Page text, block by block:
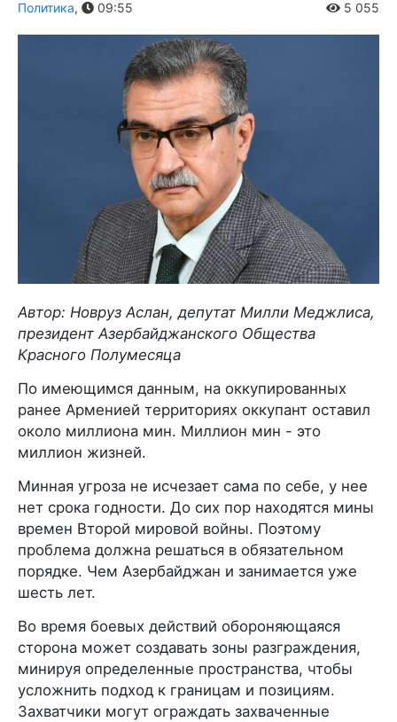
Политика, 09:55 5 055
Автор: Новруз Аслан, депутат Милли Меджлиса,
президент Азербайджанского Общества
Красного Полумесяца
По имеющимся данным, на оккупированных
ранее Арменией территориях оккупант оставил
около миллиона мин. Миллион мин - это
миллион жизней.
Минная угроза не исчезает сама по себе, у нее
нет срока годности. До сих пор находятся мины
времен Второй мировой войны. Поэтому
проблема должна решаться в обязательном
порядке. Чем Азербайджан и занимается уже
шесть лет.
Во время боевых действий обороняющаяся
сторона может создавать зоны разграждения,
минируя определенные пространства, чтобы
усложнить подход к границам и позициям.
Захватчики могут ограждать захваченные